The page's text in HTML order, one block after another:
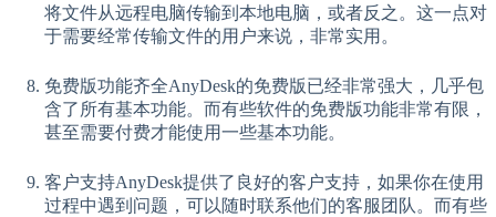
将文件从远程电脑传输到本地电脑，或者反之。这一点对
于需要经常传输文件的用户来说，非常实用。
免费版功能齐全AnyDesk的免费版已经非常强大，几乎包
含了所有基本功能。而有些软件的免费版功能非常有限，
甚至需要付费才能使用一些基本功能。
客户支持AnyDesk提供了良好的客户支持，如果你在使用
过程中遇到问题，可以随时联系他们的客服团队。而有些